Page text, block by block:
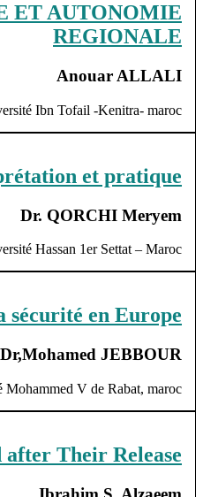
ET AUTONOMIE
REGIONALE
Anouar ALLALI
Ibn Tofail -Kenitra- maroc
et pratique
Dr. QORCHI Meryem
Hassan 1er Settat – Maroc
sécurité en Europe
Dr,Mohamed JEBBOUR
Mohammed V de Rabat, maroc
Their Release